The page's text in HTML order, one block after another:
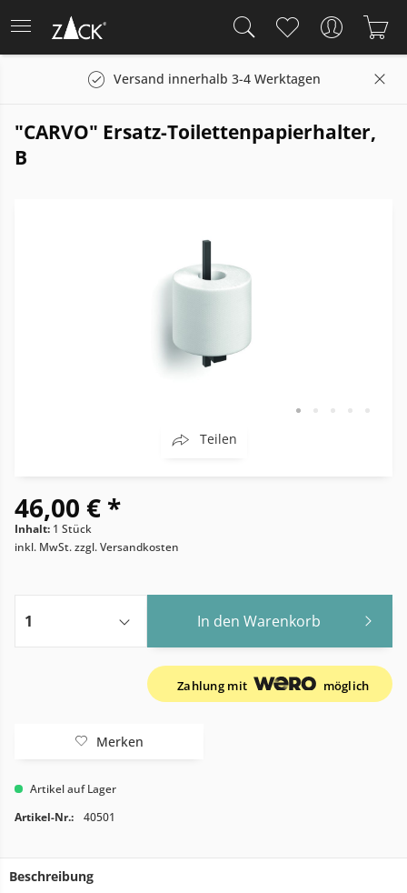
Versand innerhalb 3-4 Werktagen
"CARVO" Ersatz-Toilettenpapierhalter,
B
Teilen
46,00 € *
Inhalt: 1 Stück
inkl. MwSt.zzgl. Versandkosten
In den Warenkorb
Zahlung mit möglich
Merken
Artikel auf Lager
Artikel-Nr.:
40501
Beschreibung